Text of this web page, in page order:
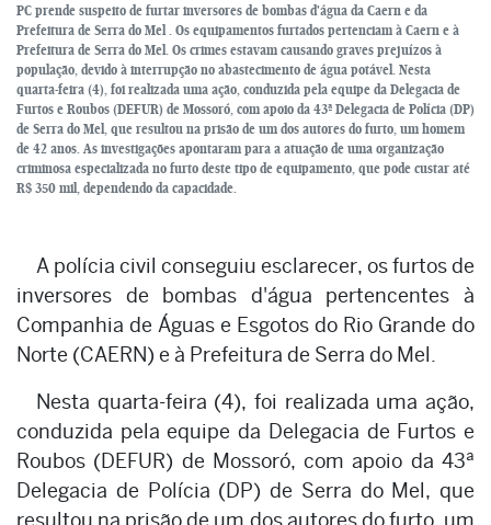
PC prende suspeito de furtar inversores de bombas d'água da Caern e da
Prefeitura de Serra do Mel . Os equipamentos furtados pertenciam à Caern e à
Prefeitura de Serra do Mel. Os crimes estavam causando graves prejuízos à
população, devido à interrupção no abastecimento de água potável. Nesta
quarta-feira (4), foi realizada uma ação, conduzida pela equipe da Delegacia de
Furtos e Roubos (DEFUR) de Mossoró, com apoio da 43ª Delegacia de Polícia (DP)
de Serra do Mel, que resultou na prisão de um dos autores do furto, um homem
de 42 anos. As investigações apontaram para a atuação de uma organização
criminosa especializada no furto deste tipo de equipamento, que pode custar até
R$ 350 mil, dependendo da capacidade.
A polícia civil conseguiu esclarecer, os furtos de
inversores de bombas d'água pertencentes à
Companhia de Águas e Esgotos do Rio Grande do
Norte (CAERN) e à Prefeitura de Serra do Mel.
Nesta quarta-feira (4), foi realizada uma ação,
conduzida pela equipe da Delegacia de Furtos e
Roubos (DEFUR) de Mossoró, com apoio da 43ª
Delegacia de Polícia (DP) de Serra do Mel, que
resultou na prisão de um dos autores do furto, um